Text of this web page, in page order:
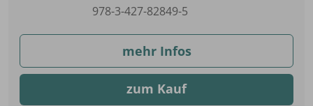
978-3-427-82849-5
mehr Infos
zum Kauf